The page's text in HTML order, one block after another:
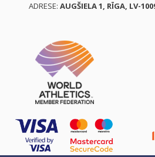
ADRESE: AUGŠIELA 1, RĪGA, LV-